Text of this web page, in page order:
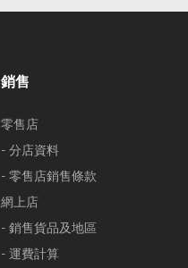
銷售
零售店
- 分店資料
- 零售店銷售條款
網上店
- 銷售貨品及地區
- 運費計算